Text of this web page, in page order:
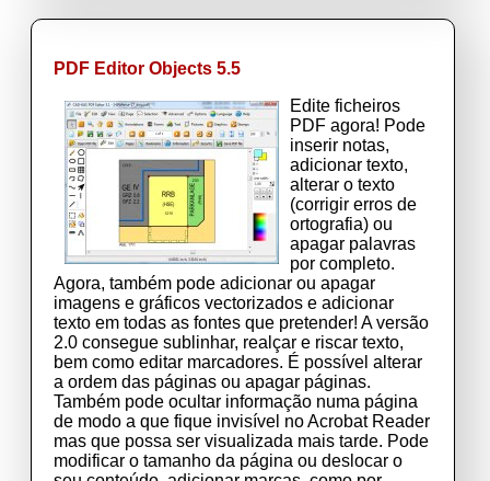
PDF Editor Objects 5.5
Edite ficheiros
PDF agora! Pode
inserir notas,
adicionar texto,
alterar o texto
(corrigir erros de
ortografia) ou
apagar palavras
por completo.
Agora, também pode adicionar ou apagar
imagens e gráficos vectorizados e adicionar
texto em todas as fontes que pretender! A versão
2.0 consegue sublinhar, realçar e riscar texto,
bem como editar marcadores. É possível alterar
a ordem das páginas ou apagar páginas.
Também pode ocultar informação numa página
de modo a que fique invisível no Acrobat Reader
mas que possa ser visualizada mais tarde. Pode
modificar o tamanho da página ou deslocar o